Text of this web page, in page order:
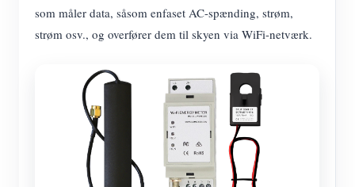
som måler data, såsom enfaset AC-spænding, strøm,
strøm osv., og overfører dem til skyen via WiFi-netværk.